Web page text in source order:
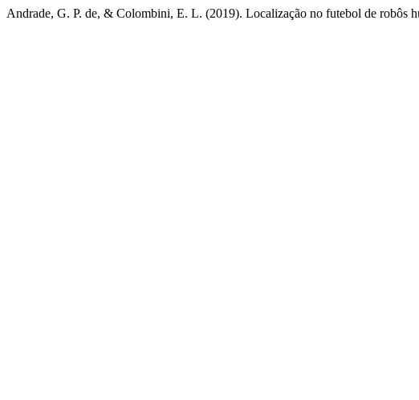
Andrade, G. P. de, & Colombini, E. L. (2019). Localização no futebol de robôs